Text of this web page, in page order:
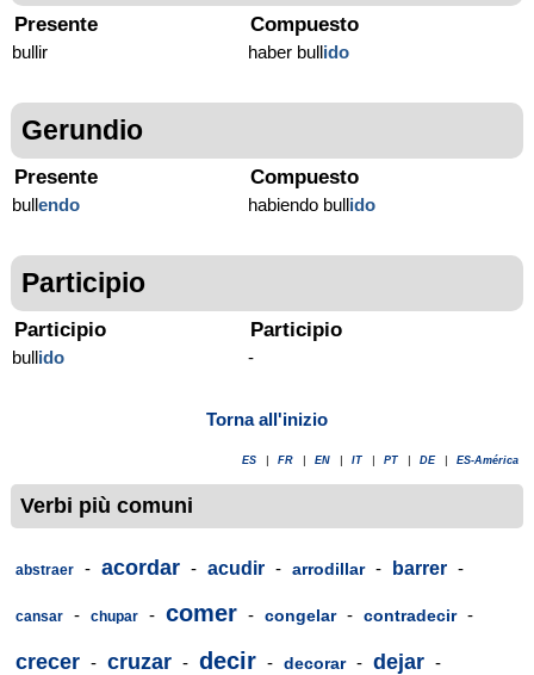
Presente
bullir
Compuesto
haber bullido
Gerundio
Presente
bullendo
Compuesto
habiendo bullido
Participio
Participio
bullido
Participio
-
Torna all'inizio
ES FR EN IT PT DE ES-América
Verbi più comuni
abstraer - acordar - acudir - arrodillar - barrer -
cansar - chupar - comer - congelar - contradecir -
crecer - cruzar - decir - decorar - dejar -